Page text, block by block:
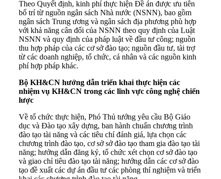
Theo Quyết định, kinh phí thực hiện Đề án được ưu tiên
bố trí từ nguồn ngân sách Nhà nước (NSNN), bao gồm
ngân sách Trung ương và ngân sách địa phương phù hợp
với khả năng cân đối của NSNN theo quy định của Luật
NSNN và quy định của pháp luật về đầu tư công; nguồn
thu hợp pháp của các cơ sở đào tạo; nguồn đầu tư, tài trợ
từ các doanh nghiệp, tổ chức, cá nhân và các nguồn kinh
phí hợp pháp khác.
Bộ KH&CN hướng dẫn triển khai thực hiện các
nhiệm vụ KH&CN trong các lĩnh vực công nghệ chiến
lược
Về tổ chức thực hiện, Phó Thủ tướng yêu cầu Bộ Giáo
dục và Đào tạo xây dựng, ban hành chuẩn chương trình
đào tạo tài năng và các tiêu chí đánh giá, lựa chọn các
chương trình đào tạo, cơ sở sở đào tạo tham gia đào tạo tài
năng; hướng dẫn đăng ký, tổ chức xét chọn cơ sở đào tạo
và giao chỉ tiêu đào tạo tài năng; hướng dẫn các cơ sở đào
tạo đề xuất các dự án đầu tư các phòng thí nghiệm và triển